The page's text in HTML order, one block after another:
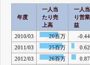
年度
一人当
たり売
上高
一人
り営
益
2010/03
20百万 -
2011/03
25百万
2012/03
26百万